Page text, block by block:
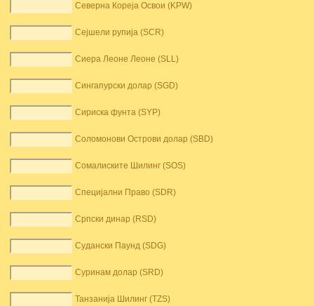
Северна Кореја Освои (KPW)
Сејшели рупија (SCR)
Сиера Леоне Леоне (SLL)
Сингапурски долар (SGD)
Сириска фунта (SYP)
Соломонови Острови долар (SBD)
Сомалиските Шилинг (SOS)
Специјални Право (SDR)
Српски динар (RSD)
Судански Паунд (SDG)
Суринам долар (SRD)
Танзанија Шилинг (TZS)